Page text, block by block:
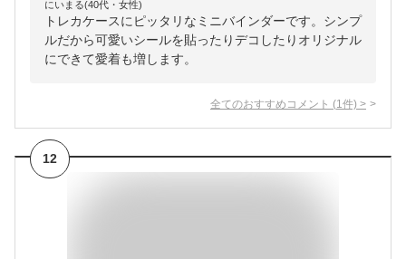
にいまる(40代・女性)
トレカケースにピッタリなミニバインダーです。シンプ
ルだから可愛いシールを貼ったりデコしたりオリジナル
にできて愛着も増します。
全てのおすすめコメント (1 件) >
12